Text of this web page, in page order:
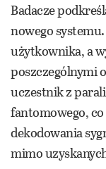
Badacze
nowego
użytkownika, a
poszczególnymi
uczestnik z
fantomowego, co
dekodowania
mimo